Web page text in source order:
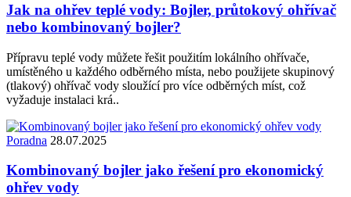
Jak na ohřev teplé vody: Bojler, průtokový ohřívač
nebo kombinovaný bojler?
Přípravu teplé vody můžete řešit použitím lokálního ohřívače,
umístěného u každého odběrného místa, nebo použijete skupinový
(tlakový) ohřívač vody sloužící pro více odběrných míst, což
vyžaduje instalaci krá..
Poradna 28.07.2025
Kombinovaný bojler jako řešení pro ekonomický
ohřev vody